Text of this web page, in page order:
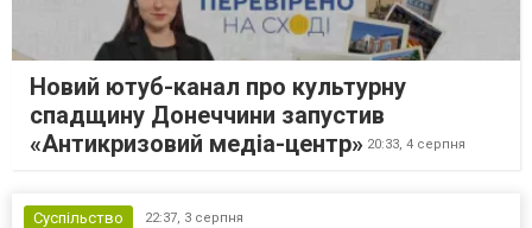
Новий ютуб-канал про культурну
спадщину Донеччини запустив
«Антикризовий медіа-центр» 20:33, 4 серпня
Суспільство 22:37, 3 серпня